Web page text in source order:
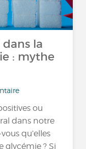
la
: mythe
ou
dans notre
qu’elles
glycémie ? Si